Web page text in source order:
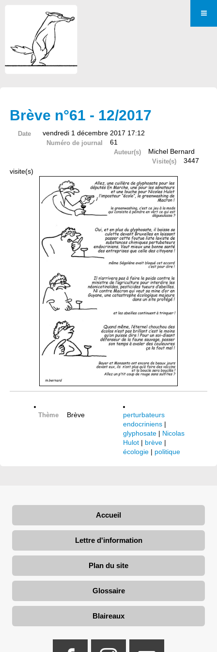
Brève n°61 - 12/2017
Date vendredi 1 décembre 2017 17:12
Numéro de journal 61
Auteur(s) Michel Bernard
Visite(s)
3447
visite(s)
Thème Brève
perturbateurs
endocriniens |
glyphosate | Nicolas
Hulot | brève |
écologie | politique
Accueil
Lettre d'information
Plan du site
Glossaire
Blaireaux